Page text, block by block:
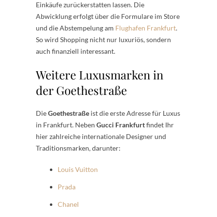
Einkäufe zurückerstatten lassen. Die
Abwicklung erfolgt über die Formulare im Store
und die Abstempelung am Flughafen Frankfurt.
So wird Shopping nicht nur luxuriös, sondern
auch finanziell interessant.
Weitere Luxusmarken in
der Goethestraße
DieGoethestraße ist die erste Adresse für Luxus
in Frankfurt. Neben Gucci Frankfurtfindet Ihr
hier zahlreiche internationale Designer und
Traditionsmarken, darunter:
Louis Vuitton
Prada
Chanel